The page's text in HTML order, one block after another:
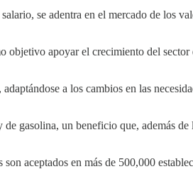
se adentra en el mercado de los
apoyar el crecimiento del
a los cambios en las
gasolina, un beneficio que, además
aceptados en más de 500,000